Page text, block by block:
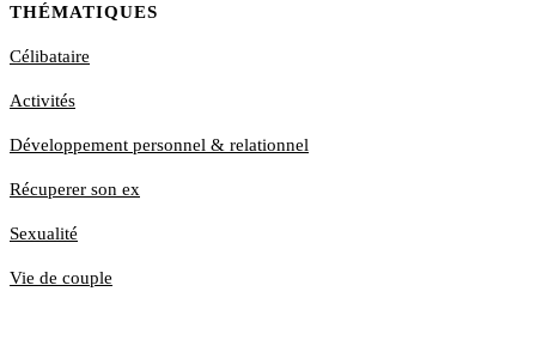
THÉMATIQUES
Célibataire
Activités
Développement personnel & relationnel
Récuperer son ex
Sexualité
Vie de couple